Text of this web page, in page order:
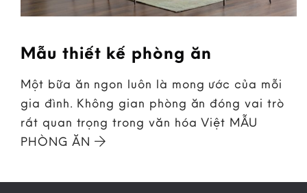
Mẫu thiết kế phòng ăn
Một bữa ăn ngon luôn là mong ước của mỗi
gia đình. Không gian phòng ăn đóng vai trò
rất quan trọng trong văn hóa Việt MẪU
PHÒNG ĂN